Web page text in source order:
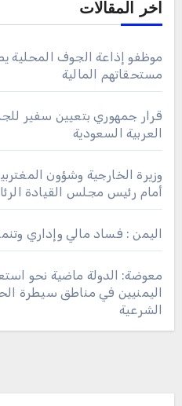
اخر المقالات
موظفو إذاعة الجوف المحلية
مستحقاتهم المالية
قرار جمهوري بتعيين سفير
العربية السعودية
وزيرة الخارجية وشؤون
أمام رئيس مجلس القيادة
اليمن : فساد مالي وإداري
معوضة: الدولة ماضية نحو
اليمنيين في مناطق سيطرة
الشرعية